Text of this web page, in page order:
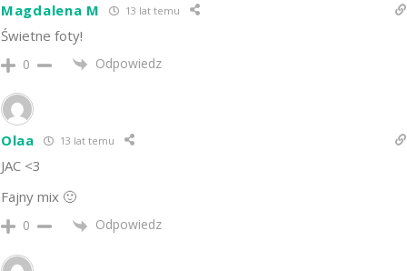
Magdalena M 13 lat temu
Świetne foty!
0 Odpowiedz
Olaa 13 lat temu
JAC <3
Fajny mix 🙂
0 Odpowiedz